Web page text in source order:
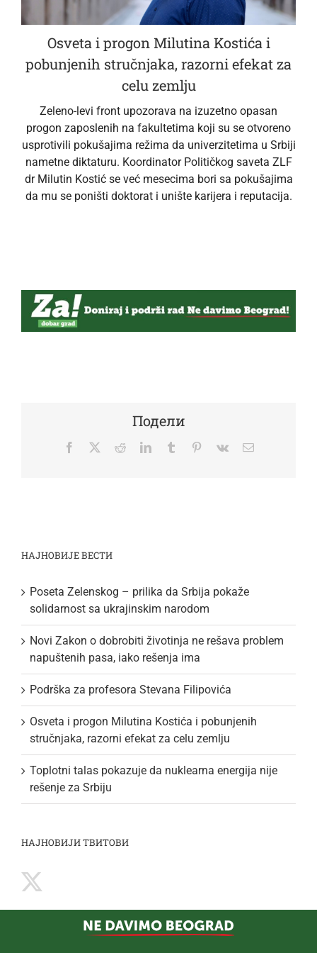
Osveta i progon Milutina Kostića i
pobunjenih stručnjaka, razorni efekat za
celu zemlju
Zeleno-levi front upozorava na izuzetno opasan
progon zaposlenih na fakultetima koji su se otvoreno
usprotivili pokušajima režima da univerzitetima u Srbiji
nametne diktaturu. Koordinator Političkog saveta ZLF
dr Milutin Kostić se već mesecima bori sa pokušajima
da mu se poništi doktorat i unište karijera i reputacija.
Подели
Facebook
TwitterRedditLinkedInTumblr Pinterest
Vk Email
НАЈНОВИЈЕ ВЕСТИ
Poseta Zelenskog – prilika da Srbija pokaže
solidarnost sa ukrajinskim narodom
Novi Zakon o dobrobiti životinja ne rešava problem
napuštenih pasa, iako rešenja ima
Podrška za profesora Stevana Filipovića
Osveta i progon Milutina Kostića i pobunjenih
stručnjaka, razorni efekat za celu zemlju
Toplotni talas pokazuje da nuklearna energija nije
rešenje za Srbiju
НАЈНОВИЈИ ТВИТОВИ